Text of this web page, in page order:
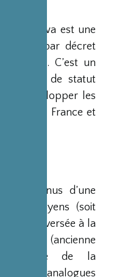
Sasakawa est une
par décret
1990. C’est un
et de statut
« développer les
entre la France et
revenus d’une
de yens (soit
versée à la
(ancienne
Japonaise de la
analogues